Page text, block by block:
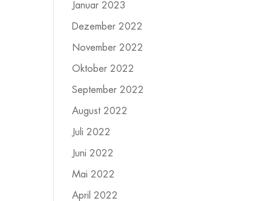
Januar 2023
Dezember 2022
November 2022
Oktober 2022
September 2022
August 2022
Juli 2022
Juni 2022
Mai 2022
April 2022